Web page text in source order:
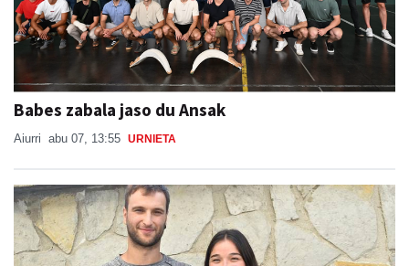
Babes zabala jaso du Ansak
Aiurri abu 07, 13:55 URNIETA